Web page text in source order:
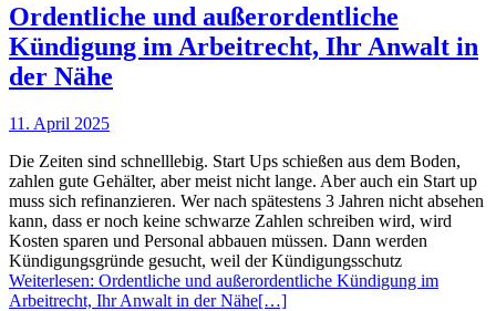
Ordentliche und außerordentliche
Kündigung im Arbeitrecht, Ihr Anwalt in
der Nähe
11. April 2025
Die Zeiten sind schnelllebig. Start Ups schießen aus dem Boden,
zahlen gute Gehälter, aber meist nicht lange. Aber auch ein Start up
muss sich refinanzieren. Wer nach spätestens 3 Jahren nicht absehen
kann, dass er noch keine schwarze Zahlen schreiben wird, wird
Kosten sparen und Personal abbauen müssen. Dann werden
Kündigungsgründe gesucht, weil der Kündigungsschutz
Weiterlesen: Ordentliche und außerordentliche Kündigung im
Arbeitrecht, Ihr Anwalt in der Nähe[…]